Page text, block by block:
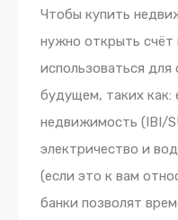
Чтобы купить
нужно открыть счёт
использоваться для
будущем, таких как:
недвижимость (IBI/
электричество и
(если это к вам
банки позволят